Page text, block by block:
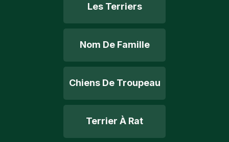
Les Terriers
Nom De Famille
Chiens De Troupeau
Terrier À Rat